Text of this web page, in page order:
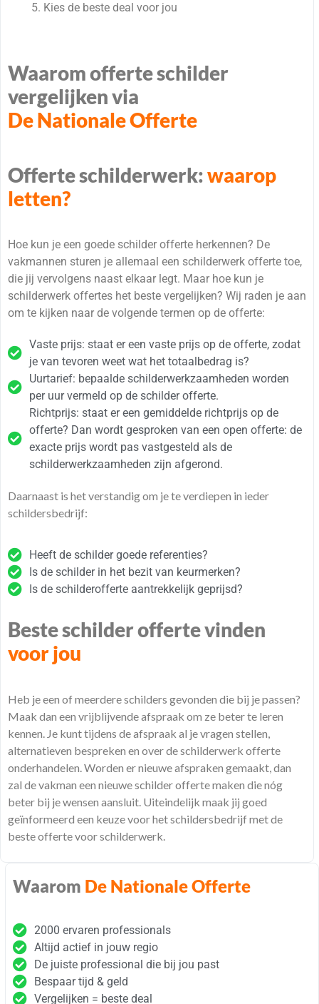
Kies de beste deal voor jou
Waarom offerte schilder
vergelijken via
De Nationale Offerte
Offerte schilderwerk:waarop
letten?
Hoe kun je een goede schilder offerte herkennen? De
vakmannen sturen je allemaal een schilderwerk offerte toe,
die jij vervolgens naast elkaar legt. Maar hoe kun je
schilderwerk offertes het beste vergelijken? Wij raden je aan
om te kijken naar de volgende termen op de offerte:
Vaste prijs: staat er een vaste prijs op de offerte, zodat
je van tevoren weet wat het totaalbedrag is?
Uurtarief: bepaalde schilderwerkzaamheden worden
per uur vermeld op de schilder offerte.
Richtprijs: staat er een gemiddelde richtprijs op de
offerte? Dan wordt gesproken van een open offerte: de
exacte prijs wordt pas vastgesteld als de
schilderwerkzaamheden zijn afgerond.
Daarnaast is het verstandig om je te verdiepen in ieder
schildersbedrijf:
Heeft de schilder goede referenties?
Is de schilder in het bezit van keurmerken?
Is de schilderofferte aantrekkelijk geprijsd?
Beste schilder offerte vinden
voor jou
Heb je een of meerdere schilders gevonden die bij je passen?
Maak dan een vrijblijvende afspraak om ze beter te leren
kennen. Je kunt tijdens de afspraak al je vragen stellen,
alternatieven bespreken en over de schilderwerk offerte
onderhandelen. Worden er nieuwe afspraken gemaakt, dan
zal de vakman een nieuwe schilder offerte maken die nóg
beter bij je wensen aansluit. Uiteindelijk maak jij goed
geïnformeerd een keuze voor het schildersbedrijf met de
beste offerte voor schilderwerk.
Waarom De Nationale Offerte
2000 ervaren professionals
Altijd actief in jouw regio
De juiste professional die bij jou past
Bespaar tijd & geld
Vergelijken = beste deal